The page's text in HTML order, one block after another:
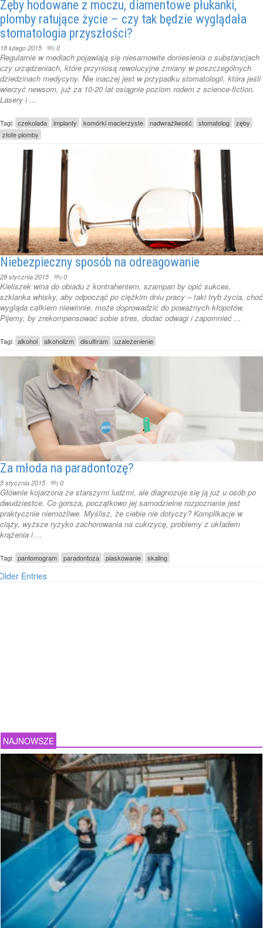
Zęby hodowane z moczu, diamentowe płukanki,
plomby ratujące życie – czy tak będzie wyglądała
stomatologia przyszłości?
18 lutego 2015 0
Regularnie w mediach pojawiają się niesamowite doniesienia o substancjach
czy urządzeniach, które przyniosą rewolucyjne zmiany w poszczególnych
dziedzinach medycyny. Nie inaczej jest w przypadku stomatologii, która jeśli
wierzyć newsom, już za 10-20 lat osiągnie poziom rodem z science-fiction.
Lasery i ...
Tagi: czekolada implanty komórki macierzyste nadwrażliwość stomatolog
zęby
złote plomby
Niebezpieczny sposób na odreagowanie
28 stycznia 2015 0
Kieliszek wina do obiadu z kontrahentem, szampan by opić sukces,
szklanka whisky, aby odpocząć po ciężkim dniu pracy – taki tryb życia, choć
wygląda całkiem niewinnie, może doprowadzić do poważnych kłopotów.
Pijemy, by zrekompensować sobie stres, dodać odwagi i zapomnieć ...
Tagi: alkohol alkoholizm disulfiram uzależenienie
Za młoda na paradontozę?
5 stycznia 2015 0
Głównie kojarzona ze starszymi ludźmi, ale diagnozuje się ją już u osób po
dwudziestce. Co gorsza, początkowo jej samodzielne rozpoznanie jest
praktycznie niemożliwe. Myślisz, że ciebie nie dotyczy? Komplikacje w
ciąży, wyższe ryzyko zachorowania na cukrzycę, problemy z układem
krążenia i ...
Tagi: pantomogram paradontoza piaskowanie skaling
Entries
NAJNOWSZE